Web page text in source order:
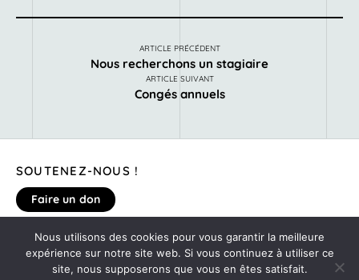
ARTICLE PRÉCÉDENT
Nous recherchons un stagiaire
ARTICLE SUIVANT
Congés annuels
SOUTENEZ-NOUS !
Faire un don
MENTIONS LÉGALES
DONNEZ VOTRE AVIS SUR LE SITE
Nous utilisons des cookies pour vous garantir la meilleure
expérience sur notre site web. Si vous continuez à utiliser ce
site, nous supposerons que vous en êtes satisfait.